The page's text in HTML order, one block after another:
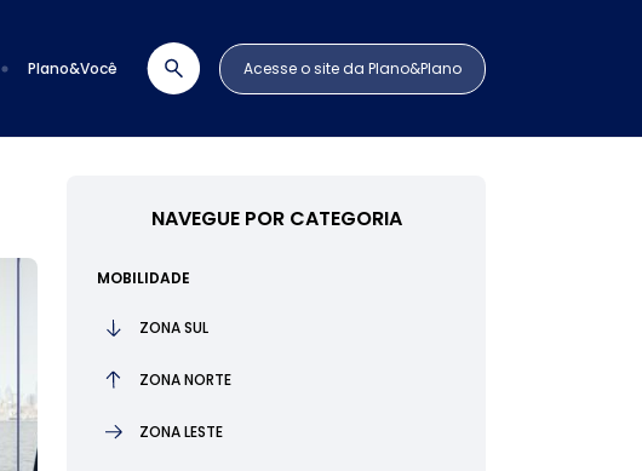
Plano&Você Acesse o site da Plano&Plano
NAVEGUE POR CATEGORIA
MOBILIDADE
ZONA SUL
ZONA NORTE
ZONA LESTE